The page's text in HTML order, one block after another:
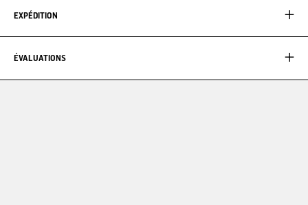
EXPÉDITION
ÉVALUATIONS